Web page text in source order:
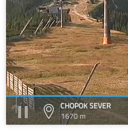
CHOPOK SEVER
1670 m